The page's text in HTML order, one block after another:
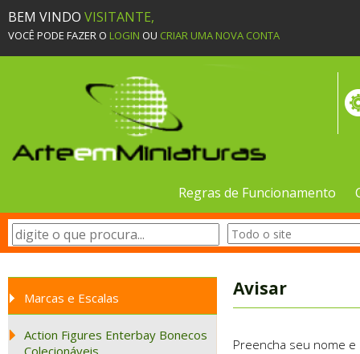
BEM VINDO VISITANTE,
VOCÊ PODE FAZER O LOGIN OU CRIAR UMA NOVA CONTA
Regras de Funcionamento
Marcas e Escalas
Action Figures Enterbay Bonecos
Colecionáveis
Avisar
Preencha seu nome